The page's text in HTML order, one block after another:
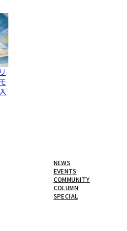
NEWS
EVENTS
COMMUNITY
COLUMN
SPECIAL